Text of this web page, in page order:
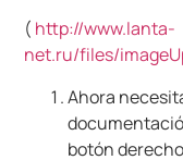
( http://www.lanta-
net.ru/files/
Ahora
botón